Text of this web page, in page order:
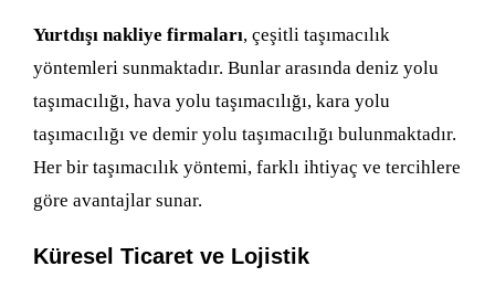
Yurtdışı nakliye firmaları, çeşitli taşımacılık
yöntemleri sunmaktadır. Bunlar arasında deniz yolu
taşımacılığı, hava yolu taşımacılığı, kara yolu
taşımacılığı ve demir yolu taşımacılığı bulunmaktadır.
Her bir taşımacılık yöntemi, farklı ihtiyaç ve tercihlere
göre avantajlar sunar.
Küresel Ticaret ve Lojistik